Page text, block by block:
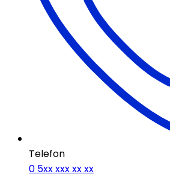
Telefon
0 5xx xxx xx xx